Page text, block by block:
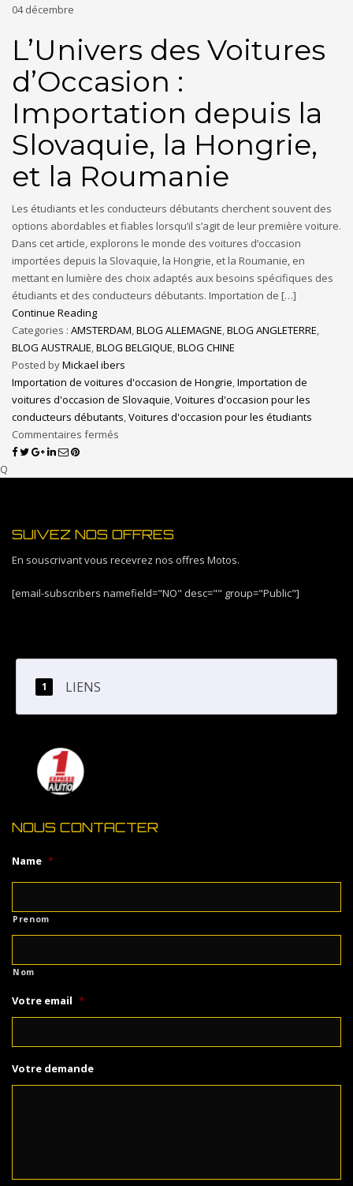
04décembre
L’Univers des Voitures
d’Occasion :
Importation depuis la
Slovaquie, la Hongrie,
et la Roumanie
Les étudiants et les conducteurs débutants cherchent souvent des
options abordables et fiables lorsqu’il s’agit de leur première voiture.
Dans cet article, explorons le monde des voitures d’occasion
importées depuis la Slovaquie, la Hongrie, et la Roumanie, en
mettant en lumière des choix adaptés aux besoins spécifiques des
étudiants et des conducteurs débutants. Importation de […]
Continue Reading
Categories : AMSTERDAM,BLOG ALLEMAGNE,BLOG ANGLETERRE,
BLOG AUSTRALIE,BLOG BELGIQUE,BLOG CHINE
Posted byMickael ibers
Importation de voitures d'occasion de Hongrie,Importation de
voitures d'occasion de Slovaquie,Voitures d'occasion pour les
conducteurs débutants,Voitures d'occasion pour les étudiants
Commentaires fermés
Q
SUIVEZ NOS OFFRES
En souscrivant vous recevrez nos offres Motos.
[email-subscribers namefield="NO" desc="" group="Public"]
LIENS
NOUS CONTACTER
Name *
Prenom
Nom
Votre email *
Votre demande